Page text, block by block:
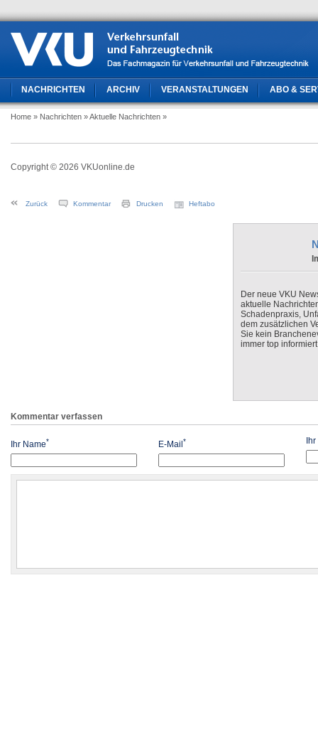
NACHRICHTEN ARCHIV VERANSTALTUNGEN ABO &
Home » Nachrichten » Aktuelle Nachrichten »
Copyright © 2026 VKUonline.de
Zurück Kommentar Drucken Heftabo
Der neue VKU
aktuelle
Schadenpraxis,
dem zusätzlichen
Sie kein
immer top
Kommentar verfassen
Ihr Name* E-Mail *